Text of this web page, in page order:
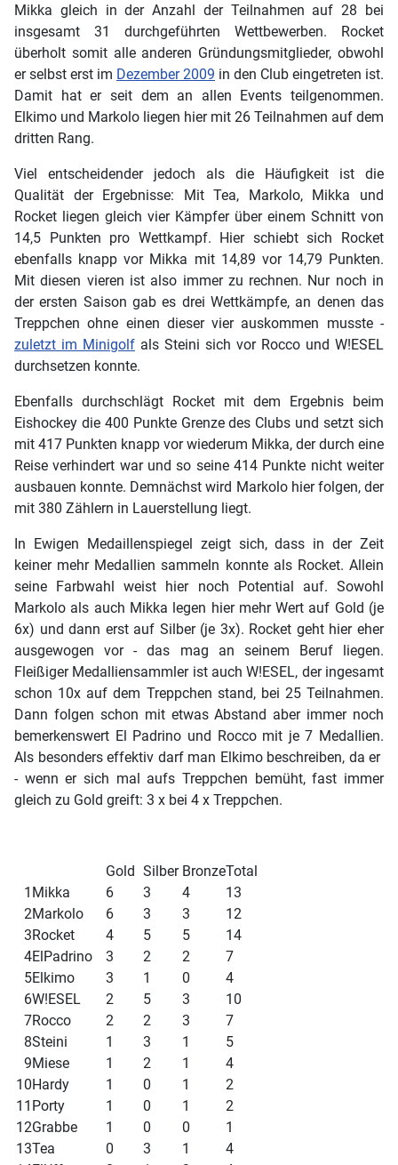
Mikka gleich in der Anzahl der Teilnahmen auf 28 bei
insgesamt 31 durchgeführten Wettbewerben. Rocket
überholt somit alle anderen Gründungsmitglieder, obwohl
er selbst erst im Dezember 2009 in den Club eingetreten ist.
Damit hat er seit dem an allen Events teilgenommen.
Elkimo und Markolo liegen hier mit 26 Teilnahmen auf dem
dritten Rang.
Viel entscheidender jedoch als die Häufigkeit ist die
Qualität der Ergebnisse: Mit Tea, Markolo, Mikka und
Rocket liegen gleich vier Kämpfer über einem Schnitt von
14,5 Punkten pro Wettkampf. Hier schiebt sich Rocket
ebenfalls knapp vor Mikka mit 14,89 vor 14,79 Punkten.
Mit diesen vieren ist also immer zu rechnen. Nur noch in
der ersten Saison gab es drei Wettkämpfe, an denen das
Treppchen ohne einen dieser vier auskommen musste -
zuletzt im Minigolf als Steini sich vor Rocco und W!ESEL
durchsetzen konnte.
Ebenfalls durchschlägt Rocket mit dem Ergebnis beim
Eishockey die 400 Punkte Grenze des Clubs und setzt sich
mit 417 Punkten knapp vor wiederum Mikka, der durch eine
Reise verhindert war und so seine 414 Punkte nicht weiter
ausbauen konnte. Demnächst wird Markolo hier folgen, der
mit 380 Zählern in Lauerstellung liegt.
In Ewigen Medaillenspiegel zeigt sich, dass in der Zeit
keiner mehr Medallien sammeln konnte als Rocket. Allein
seine Farbwahl weist hier noch Potential auf. Sowohl
Markolo als auch Mikka legen hier mehr Wert auf Gold (je
6x) und dann erst auf Silber (je 3x). Rocket geht hier eher
ausgewogen vor - das mag an seinem Beruf liegen.
Fleißiger Medalliensammler ist auch W!ESEL, der ingesamt
schon 10x auf dem Treppchen stand, bei 25 Teilnahmen.
Dann folgen schon mit etwas Abstand aber immer noch
bemerkenswert El Padrino und Rocco mit je 7 Medallien.
Als besonders effektiv darf man Elkimo beschreiben, da er
- wenn er sich mal aufs Treppchen bemüht, fast immer
gleich zu Gold greift: 3 x bei 4 x Treppchen.
Gold Silber BronzeTotal
1 Mikka 6 3 4
13
2Markolo 6 3 3
12
3Rocket 4 5 5
14
4ElPadrino 3 2 2
7
5Elkimo 3 1 0
4
6W!ESEL 2 5 3
10
7Rocco 2 2 3
7
8Steini 1 3 1
5
9Miese 1 2 1
4
10Hardy 1 0 1
2
11 Porty 1 0 1
2
12Grabbe 1 0 0
1
13Tea 0 3 1
4